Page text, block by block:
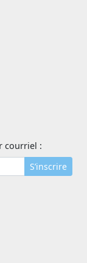
courriel :
S’inscrire